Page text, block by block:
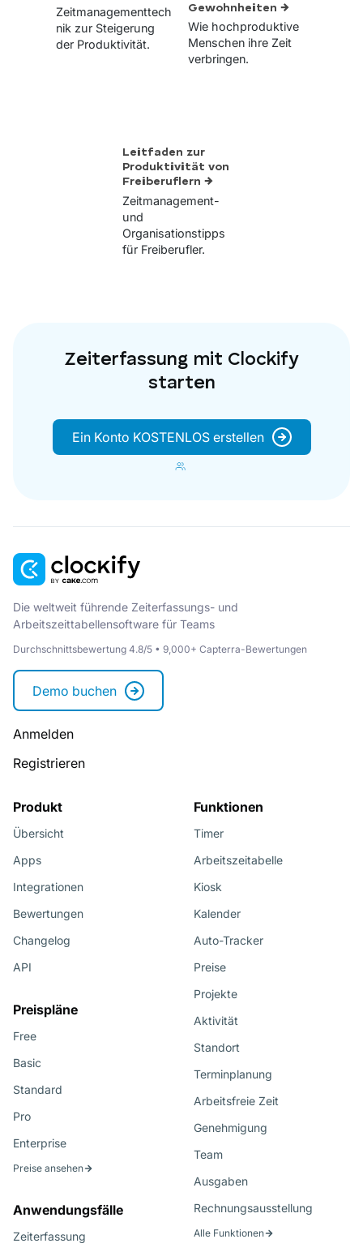
Zeitmanagementtech
nik zur Steigerung
der Produktivität.
Gewohnheiten →
Wie hochproduktive
Menschen ihre Zeit
verbringen.
Leitfaden zur
Produktivität von
Freiberuflern →
Zeitmanagement-
und
Organisationstipps
für Freiberufler.
Zeiterfassung mit Clockify
starten
Ein Konto KOSTENLOS erstellen
Die weltweit führende Zeiterfassungs- und
Arbeitszeittabellensoftware für Teams
Durchschnittsbewertung 4.8/5 • 9,000+ Capterra-Bewertungen
Demo buchen
Anmelden
Registrieren
Produkt
Übersicht
Apps
Integrationen
Bewertungen
Changelog
API
Preispläne
Free
Basic
Standard
Pro
Enterprise
Preise ansehen
Anwendungsfälle
Zeiterfassung
Funktionen
Timer
Arbeitszeitabelle
Kiosk
Kalender
Auto-Tracker
Preise
Projekte
Aktivität
Standort
Terminplanung
Arbeitsfreie Zeit
Genehmigung
Team
Ausgaben
Rechnungsausstellung
Alle Funktionen